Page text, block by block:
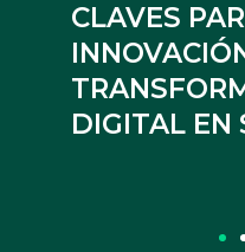
CLAVES
DIGITAL EN